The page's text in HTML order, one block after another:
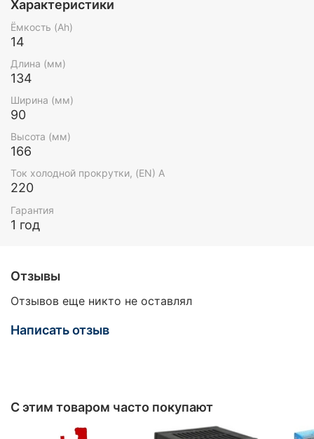
Характеристики
Ёмкость (Ah)
14
Длина (мм)
134
Ширина (мм)
90
Высота (мм)
166
Ток холодной прокрутки, (EN) А
220
Гарантия
1 год
Отзывы
Отзывов еще никто не оставлял
Написать отзыв
С этим товаром часто покупают